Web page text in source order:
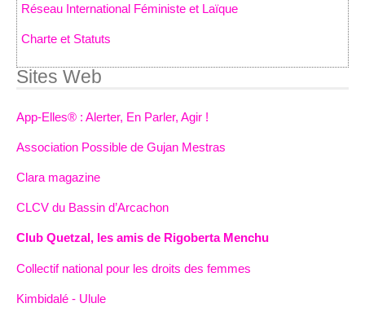
Réseau International Féministe et Laïque
Charte et Statuts
Sites Web
App-Elles® : Alerter, En Parler, Agir !
Association Possible de Gujan Mestras
Clara magazine
CLCV du Bassin d’Arcachon
Club Quetzal, les amis de Rigoberta Menchu
Collectif national pour les droits des femmes
Kimbidalé - Ulule